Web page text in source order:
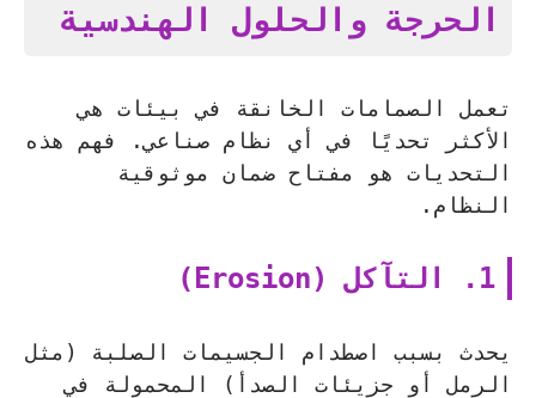
الحرجة والحلول الهندسية
تعمل الصمامات الخانقة في بيئات هي
الأكثر تحديًا في أي نظام صناعي. فهم هذه
التحديات هو مفتاح ضمان موثوقية
النظام.
1. التآكل (Erosion)
يحدث بسبب اصطدام الجسيمات الصلبة (مثل
الرمل أو جزيئات الصدأ) المحمولة في